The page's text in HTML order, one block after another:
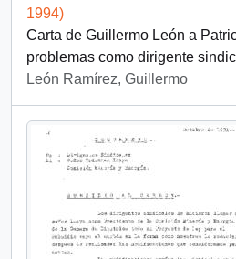
1994)
Carta de Guillermo León a
problemas como dirigente
León Ramírez, Guillermo